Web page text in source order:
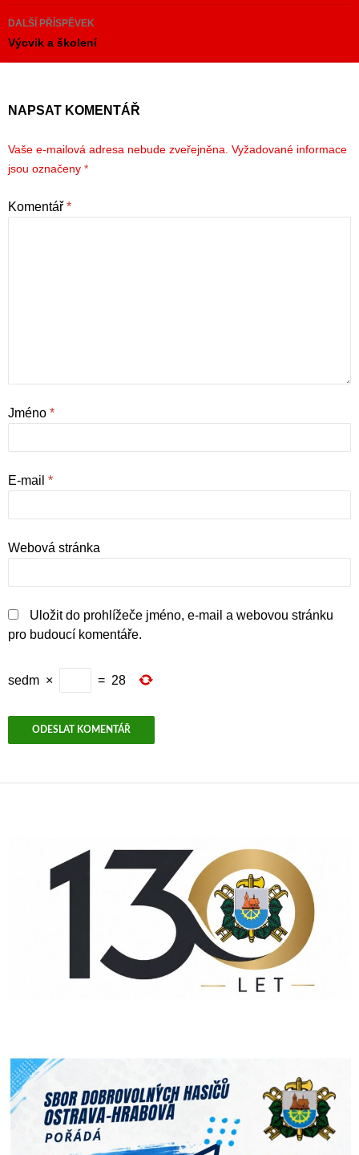
příspěvky
DALŠÍ PŘÍSPĚVEK
Výcvik a školení
NAPSAT KOMENTÁŘ
Vaše e-mailová adresa nebude zveřejněna. Vyžadované informace
jsou označeny *
Komentář *
Jméno *
E-mail *
Webová stránka
Uložit do prohlížeče jméno, e-mail a webovou stránku
pro budoucí komentáře.
sedm × = 28